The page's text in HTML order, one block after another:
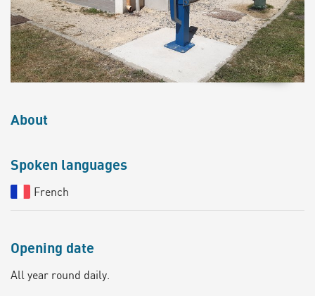
About
Spoken languages
French
Opening date
All year round daily.